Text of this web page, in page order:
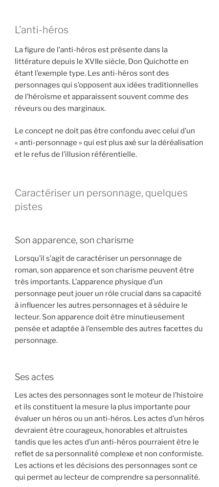
L’anti-héros
La figure de l’anti-héros est présente dans la
littérature depuis le XVIIe siècle, Don Quichotte en
étant l’exemple type. Les anti-héros sont des
personnages qui s’opposent aux idées traditionnelles
de l’héroïsme et apparaissent souvent comme des
rêveurs ou des marginaux.
Le concept ne doit pas être confondu avec celui d’un
« anti-personnage » qui est plus axé sur la déréalisation
et le refus de l’illusion référentielle.
Caractériser un personnage, quelques
pistes
Son apparence, son charisme
Lorsqu’il s’agit de caractériser un personnage de
roman, son apparence et son charisme peuvent être
très importants. L’apparence physique d’un
personnage peut jouer un rôle crucial dans sa capacité
à influencer les autres personnages et à séduire le
lecteur. Son apparence doit être minutieusement
pensée et adaptée à l’ensemble des autres facettes du
personnage.
Ses actes
Les actes des personnages sont le moteur de l’histoire
et ils constituent la mesure la plus importante pour
évaluer un héros ou un anti-héros. Les actes d’un héros
devraient être courageux, honorables et altruistes
tandis que les actes d’un anti-héros pourraient être le
reflet de sa personnalité complexe et non conformiste.
Les actions et les décisions des personnages sont ce
qui permet au lecteur de comprendre sa personnalité.